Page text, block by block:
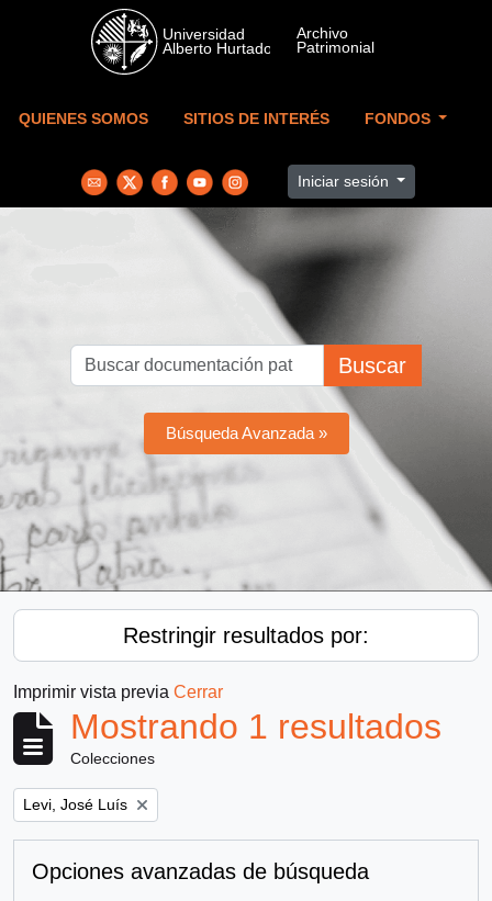
Skip to main content
QUIENES SOMOS SITIOS DE INTERÉS FONDOS
Iniciar sesión
Buscar
Búsqueda Avanzada »
Restringir resultados por:
Imprimir vista previa Cerrar
Mostrando 1 resultados
Colecciones
Remove filter:
Levi, José Luís
Opciones avanzadas de búsqueda